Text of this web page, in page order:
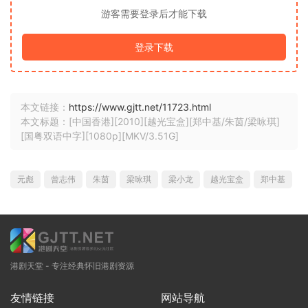
游客需要登录后才能下载
登录下载
本文链接： https://www.gjtt.net/11723.html
本文标题：[中国香港][2010][越光宝盒][郑中基/朱茵/梁咏琪]
[国粤双语中字][1080p][MKV/3.51G]
元彪 曾志伟 朱茵 梁咏琪 梁小龙 越光宝盒 郑中基
港剧天堂 - 专注经典怀旧港剧资源
友情链接 网站导航